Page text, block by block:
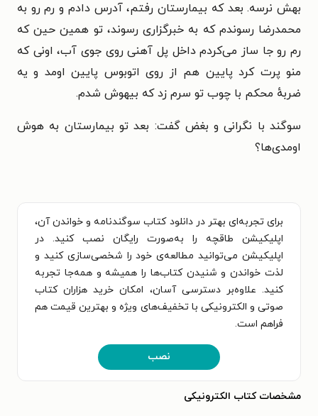
بهش نرسه. بعد که بیمارستان رفتم، آدرس دادم و رم رو به
محمدرضا رسوندم که به خبرگزاری رسوند، تو همین حین که
رم رو جا ساز می‌کردم داخل پل آهنی روی جوی آب، اونی که
منو پرت کرد پایین هم از روی اتوبوس پایین اومد و یه
ضربهٔ محکم با چوب تو سرم زد که بیهوش شدم.
سوگند با نگرانی و بغض گفت: بعد تو بیمارستان به هوش
اومدی‌ها؟
برای تجربه‌ای بهتر در دانلود کتاب سوگندنامه و خواندن آن،
اپلیکیشن طاقچه را به‌صورت رایگان نصب کنید. در
اپلیکیشن می‌توانید مطالعه‌ی خود را شخصی‌سازی کنید و
لذت خواندن و شنیدن کتاب‌ها را همیشه و همه‌جا تجربه
کنید. علاوه‌بر دسترسی آسان، امکان خرید هزاران کتاب
صوتی و الکترونیکی با تخفیف‌های ویژه و بهترین قیمت هم
فراهم است.
نصب
مشخصات کتاب الکترونیکی